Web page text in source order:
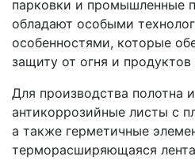
парковки и промышленные
обладают особыми
особенностями, которые
защиту от огня и продуктов
Для производства полотна
антикоррозийные листы с
а также герметичные
терморасширяющаяся